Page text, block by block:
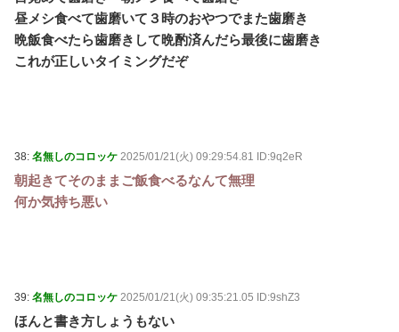
昼メシ食べて歯磨いて３時のおやつでまた歯磨き
晩飯食べたら歯磨きして晩酌済んだら最後に歯磨き
これが正しいタイミングだぞ
38: 名無しのコロッケ 2025/01/21(火) 09:29:54.81 ID:9q2eR
朝起きてそのままご飯食べるなんて無理
何か気持ち悪い
39: 名無しのコロッケ 2025/01/21(火) 09:35:21.05 ID:9shZ3
ほんと書き方しょうもない